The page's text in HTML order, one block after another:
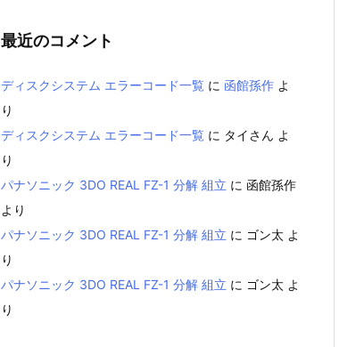
最近のコメント
ディスクシステム エラーコード一覧 に 函館孫作 よ
り
ディスクシステム エラーコード一覧 に タイさん よ
り
パナソニック 3DO REAL FZ-1 分解 組立 に 函館孫作
より
パナソニック 3DO REAL FZ-1 分解 組立 に ゴン太 よ
り
パナソニック 3DO REAL FZ-1 分解 組立 に ゴン太 よ
り